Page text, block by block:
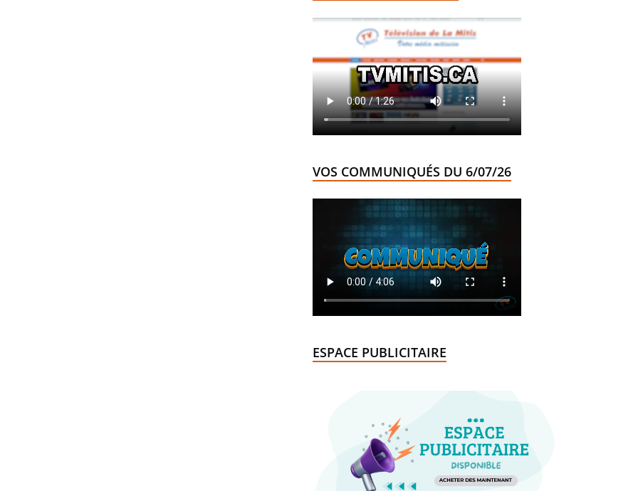
VOS COMMUNIQUÉS DU 6/07/26
ESPACE PUBLICITAIRE